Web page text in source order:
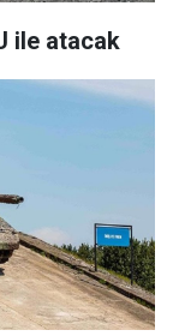
ile atacak